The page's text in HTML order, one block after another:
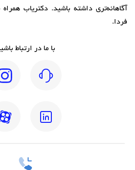
آگاهانه‌تری داشته باشید. دکتریاب
فردا.
با ما در ارتباط